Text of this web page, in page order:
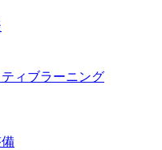
ィブラーニング